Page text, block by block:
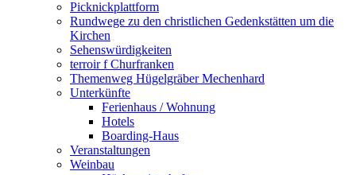
Picknickplattform
Rundwege zu den christlichen Gedenkstätten um die
Kirchen
Sehenswürdigkeiten
terroir f Churfranken
Themenweg Hügelgräber Mechenhard
Unterkünfte
Ferienhaus / Wohnung
Hotels
Boarding-Haus
Veranstaltungen
Weinbau